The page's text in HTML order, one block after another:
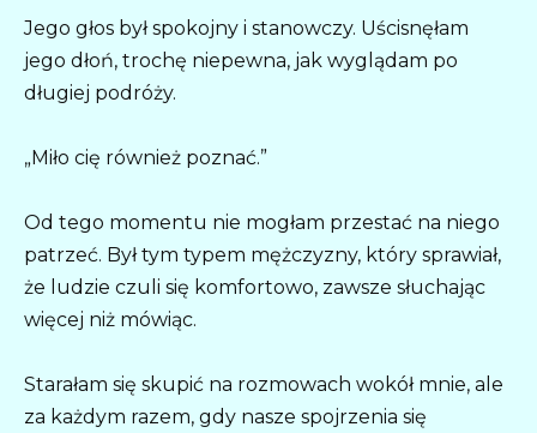
Jego głos był spokojny i stanowczy. Uścisnęłam
jego dłoń, trochę niepewna, jak wyglądam po
długiej podróży.
„Miło cię również poznać.”
Od tego momentu nie mogłam przestać na niego
patrzeć. Był tym typem mężczyzny, który sprawiał,
że ludzie czuli się komfortowo, zawsze słuchając
więcej niż mówiąc.
Starałam się skupić na rozmowach wokół mnie, ale
za każdym razem, gdy nasze spojrzenia się